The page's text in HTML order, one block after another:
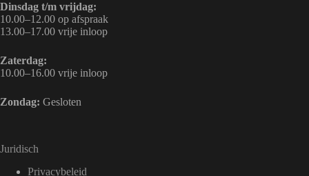
Dinsdag t/m vrijdag:
10.00–12.00 op afspraak
13.00–17.00 vrije inloop
Zaterdag:
10.00–16.00 vrije inloop
Zondag: Gesloten
Juridisch
Privacybeleid